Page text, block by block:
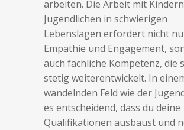
arbeiten. Die Arbeit mit
Jugendlichen in schwierigen
Lebenslagen erfordert nicht
Empathie und Engagement,
auch fachliche Kompetenz, die
stetig weiterentwickelt. In
wandelnden Feld wie der
es entscheidend, dass du deine
Qualifikationen ausbaust und